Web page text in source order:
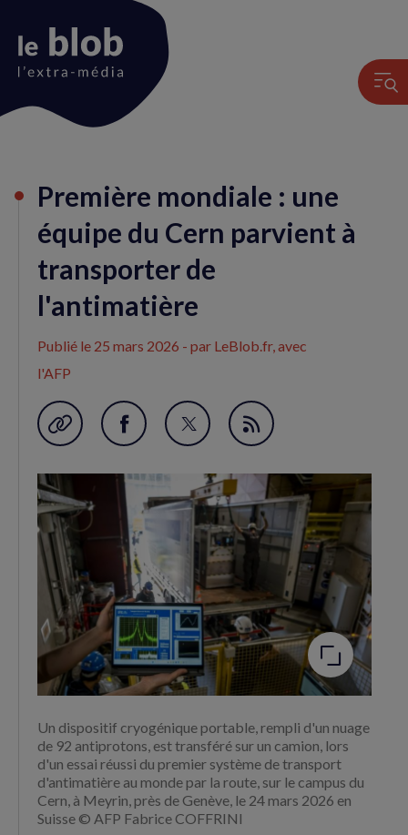
du
Première mondiale : une
équipe du Cern parvient à
transporter de
l'antimatière
Publié le 25 mars 2026 - par LeBlob.fr, avec
l'AFP
Garder en favori
Partager
Facebook
(nouvelle
fenêtre)
Partager
Twitter
(nouvelle
fenêtre)
Flux
Agrandir
l'image
Un dispositif cryogénique portable, rempli d'un nuage
de 92 antiprotons, est transféré sur un camion, lors
d'un essai réussi du premier système de transport
d'antimatière au monde par la route, sur le campus du
Cern, à Meyrin, près de Genève, le 24 mars 2026 en
Suisse © AFP Fabrice COFFRINI